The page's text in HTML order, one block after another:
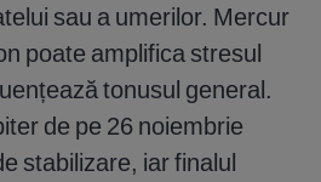
sau a umerilor. Mercur
poate amplifica stresul
tonusul general.
de pe 26 noiembrie
stabilizare, iar finalul